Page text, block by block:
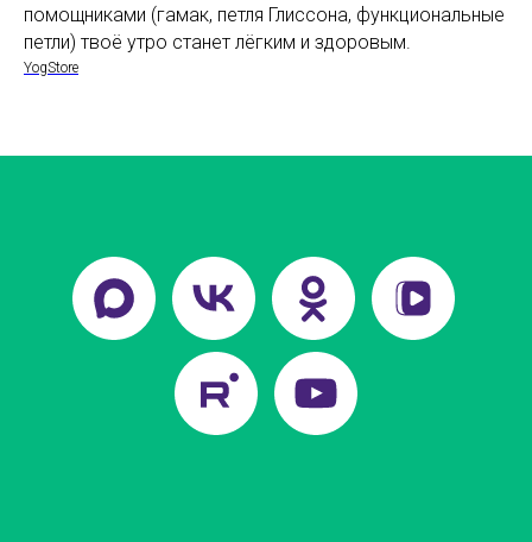
помощниками (гамак, петля Глиссона, функциональные
петли) твоё утро станет лёгким и здоровым.
YogStore